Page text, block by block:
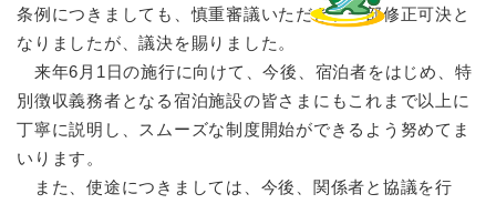
条例につきましても、慎重審議いただき、一部修正可決と
なりましたが、議決を賜りました。
来年6月1日の施行に向けて、今後、宿泊者をはじめ、特
別徴収義務者となる宿泊施設の皆さまにもこれまで以上に
丁寧に説明し、スムーズな制度開始ができるよう努めてま
いります。
また、使途につきましては、今後、関係者と協議を行